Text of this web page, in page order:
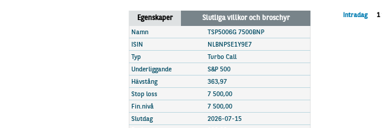
Egenskaper Slutliga villkor och broschyr
Namn
TSP5006G 7500BNP
ISIN
NLBNPSE1Y9E7
Typ
Turbo Call
Underliggande
S&P 500
Hävstång
363,97
Stop loss
7 500,00
Fin.nivå
7 500,00
Slutdag
2026-07-15
Intradag 1